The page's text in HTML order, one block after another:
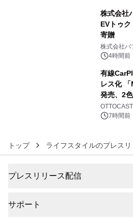
株式会社
EVトゥ
寄贈
株式会社バ
4時間前
有線
レス化
発売、2
7時間前
トップ ライフスタイルのプレス
プレスリリース配信
サポート